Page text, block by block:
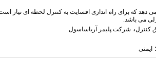
که برای راه اندازی افسایت به کنترل لحظه ای نیاز
می باشد.
کنترل، شرکت پلیمر آریاساسول
ایمنی